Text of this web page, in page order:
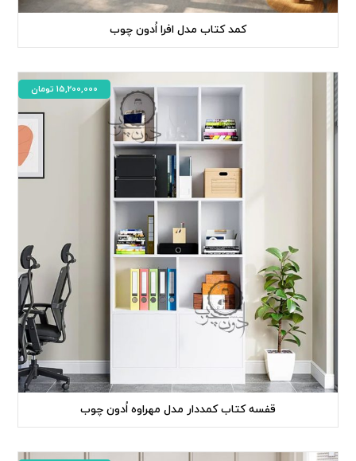
کمد کتاب مدل افرا اُدون چوب
قفسه کتاب کمددار مدل مهراوه اُدون چوب
15,200,000 تومان